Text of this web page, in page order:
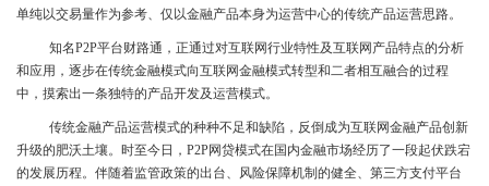
单纯以交易量作为参考、仅以金融产品本身为运营中心的传统产品运营思路。
知名P2P平台财路通，正通过对互联网行业特性及互联网产品特点的分析
和应用，逐步在传统金融模式向互联网金融模式转型和二者相互融合的过程
中，摸索出一条独特的产品开发及运营模式。
传统金融产品运营模式的种种不足和缺陷，反倒成为互联网金融产品创新
升级的肥沃土壤。时至今日，P2P网贷模式在国内金融市场经历了一段起伏跌宕
的发展历程。伴随着监管政策的出台、风险保障机制的健全、第三方支付平台